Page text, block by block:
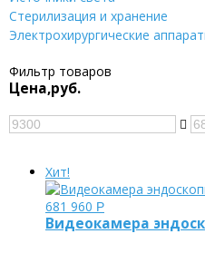
Стерилизация и хранение
Электрохирургические
Фильтр товаров
Цена,руб.
Хит!
681 960 Р
Видеокамера